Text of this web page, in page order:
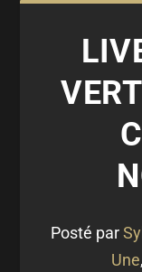
Posté par
Une,